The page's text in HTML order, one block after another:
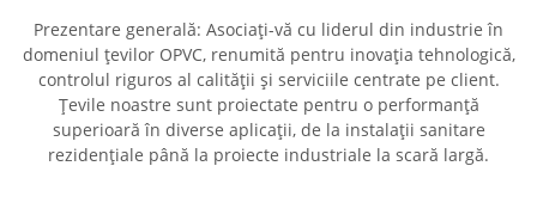
Prezentare generală: Asociați-vă cu liderul din industrie în
domeniul țevilor OPVC, renumită pentru inovația tehnologică,
controlul riguros al calității și serviciile centrate pe client.
Țevile noastre sunt proiectate pentru o performanță
superioară în diverse aplicații, de la instalații sanitare
rezidențiale până la proiecte industriale la scară largă.